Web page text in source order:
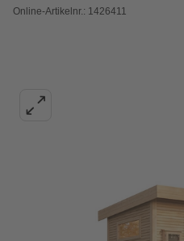
Online-Artikelnr.: 1426411